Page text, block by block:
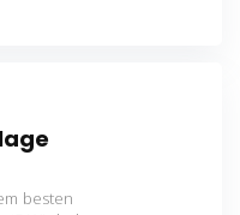
besten